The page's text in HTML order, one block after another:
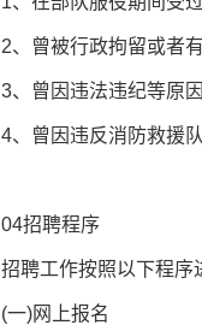
2、曾被行政拘留或者
3、曾因违法违纪等原
4、曾因违反消防救援
04招聘程序
招聘工作按照以下程序
(一)网上报名